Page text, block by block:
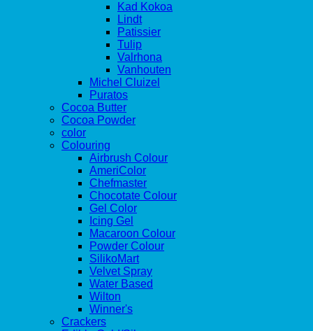
Kad Kokoa
Lindt
Patissier
Tulip
Valrhona
Vanhouten
Michel Cluizel
Puratos
Cocoa Butter
Cocoa Powder
color
Colouring
Airbrush Colour
AmeriColor
Chefmaster
Chocotate Colour
Gel Color
Icing Gel
Macaroon Colour
Powder Colour
SilikoMart
Velvet Spray
Water Based
Wilton
Winner's
Crackers